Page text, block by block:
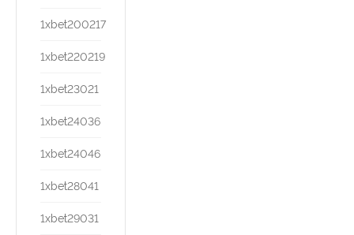
1xbet200217
1xbet220219
1xbet23021
1xbet24036
1xbet24046
1xbet28041
1xbet29031